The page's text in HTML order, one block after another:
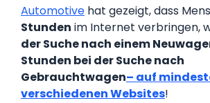
Automotive hat gezeigt, dass
Stunden im Internet verbringen,
der Suche nach einem
Stunden bei der Suche nach
Gebrauchtwagen– auf
verschiedenen Websites!